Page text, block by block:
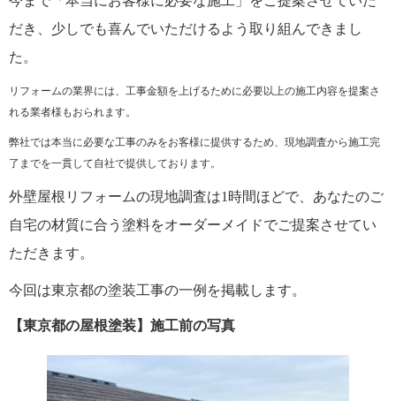
だき、少しでも喜んでいただけるよう取り組んできまし
た。
リフォームの業界には、工事金額を上げるために必要以上の施工内容を提案さ
れる業者様もおられます。
弊社では本当に必要な工事のみをお客様に提供するため、現地調査から施工完
了までを一貫して自社で提供しております。
外壁屋根リフォームの現地調査は1時間ほどで、あなたのご
自宅の材質に合う塗料をオーダーメイドでご提案させてい
ただきます。
今回は東京都の塗装工事の一例を掲載します。
【東京都の屋根塗装】施工前の写真